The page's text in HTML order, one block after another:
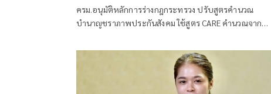
ครม.อนุมัติหลักการร่างกฎกระทรวง ปรับสูตรคำนวณ
บำนาญชราภาพประกันสังคม ใช้สูตร CARE คำนวณจาก
เฉลี่ย 60 เดือนสุดท้าย ย้ำผู้รับบำนาญเดิมไม่ถูกลดสิทธิ แล